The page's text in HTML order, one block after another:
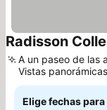
Radisson
A un paseo de las
Vistas
las habitaciones
Elige fechas